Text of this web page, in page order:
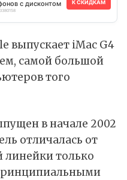
с дисконтом К СКИДКАМ
выпускает iMac G4
самой большой
того
в начале 2002
отличалась от
линейки только